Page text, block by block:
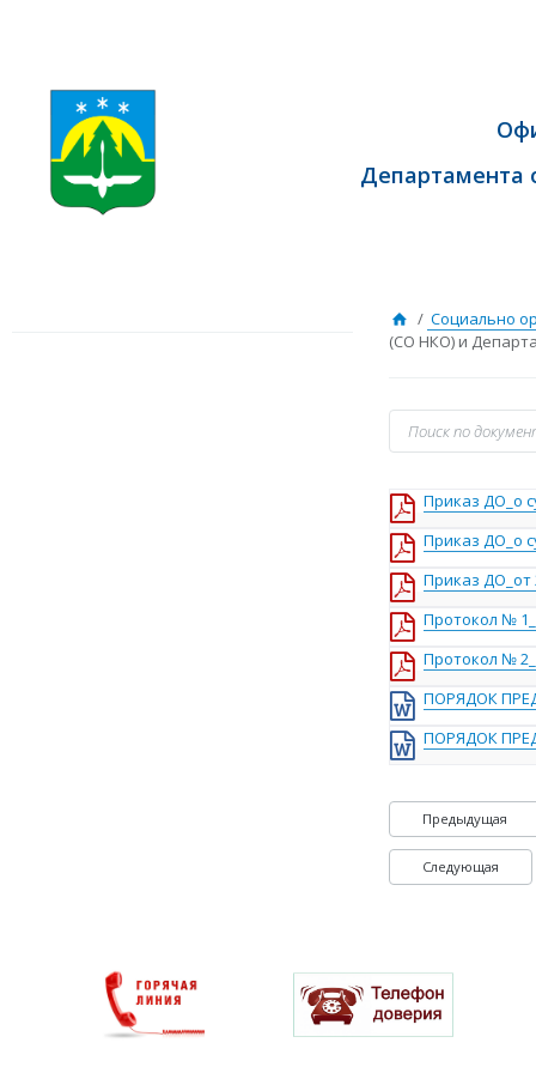
Департамента
/ Социально
(СО НКО) и
Приказ ДО_о
Приказ ДО_о
Приказ ДО_от
Протокол №
Протокол №
ПОРЯДОК
ПОРЯДОК
Предыдущая
Следующая